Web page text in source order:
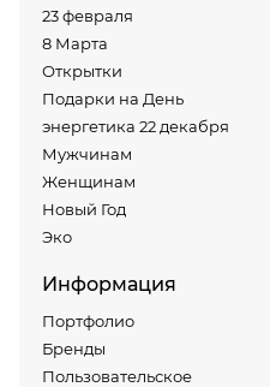
23 февраля
8 Марта
Открытки
Подарки на День
энергетика 22 декабря
Мужчинам
Женщинам
Новый Год
Эко
Информация
Портфолио
Бренды
Пользовательское